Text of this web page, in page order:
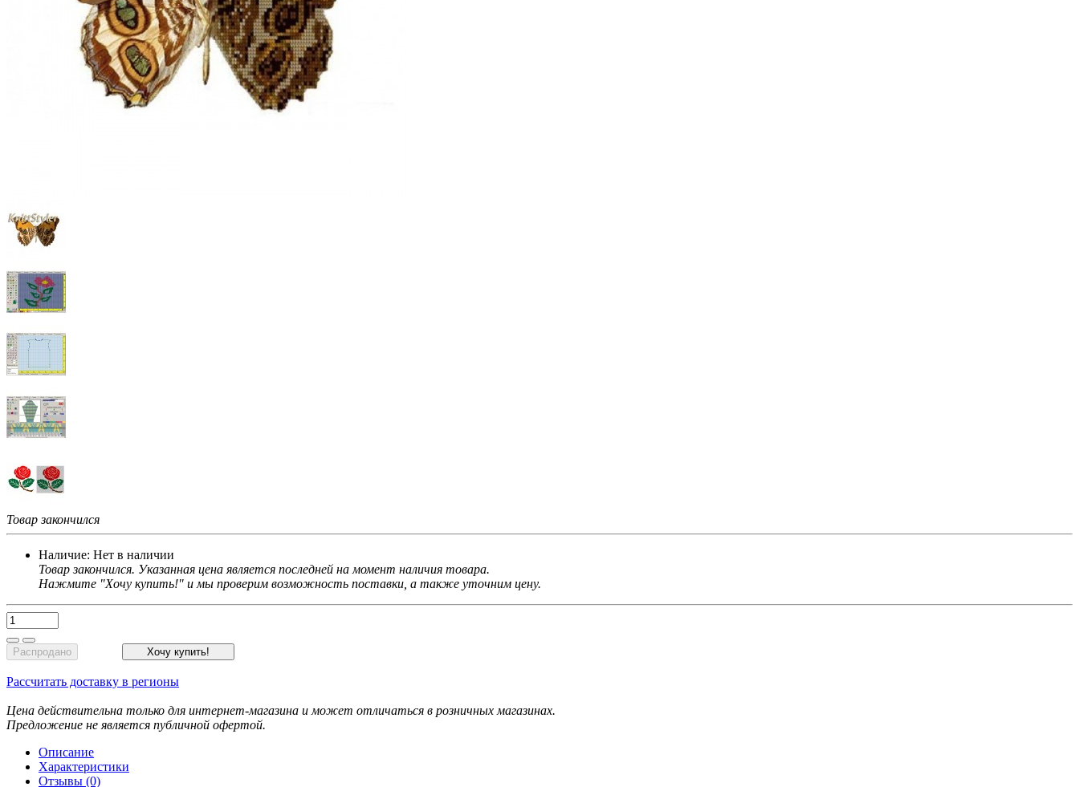
Товар закончился
Наличие: Нет в наличии
Товар закончился. Указанная цена является последней на момент наличия товара.
Нажмите "Хочу купить!" и мы проверим возможность поставки, а также уточним цену.
Распродано Хочу купить!
Рассчитать доставку в регионы
Цена действительна только для интернет-магазина и может отличаться в розничных магазинах.
Предложение не является публичной офертой.
Описание
Характеристики
Отзывы (0)